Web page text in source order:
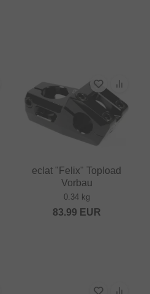
eclat "Felix" Topload
Vorbau
0.34 kg
83.99 EUR